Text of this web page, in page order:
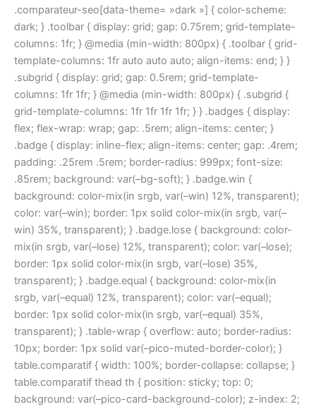
.comparateur-seo[data-theme= »dark »] { color-scheme:
dark; } .toolbar { display: grid; gap: 0.75rem; grid-template-
columns: 1fr; } @media (min-width: 800px) { .toolbar { grid-
template-columns: 1fr auto auto auto; align-items: end; } }
.subgrid { display: grid; gap: 0.5rem; grid-template-
columns: 1fr 1fr; } @media (min-width: 800px) { .subgrid {
grid-template-columns: 1fr 1fr 1fr 1fr; } } .badges { display:
flex; flex-wrap: wrap; gap: .5rem; align-items: center; }
.badge { display: inline-flex; align-items: center; gap: .4rem;
padding: .25rem .5rem; border-radius: 999px; font-size:
.85rem; background: var(–bg-soft); } .badge.win {
background: color-mix(in srgb, var(–win) 12%, transparent);
color: var(–win); border: 1px solid color-mix(in srgb, var(–
win) 35%, transparent); } .badge.lose { background: color-
mix(in srgb, var(–lose) 12%, transparent); color: var(–lose);
border: 1px solid color-mix(in srgb, var(–lose) 35%,
transparent); } .badge.equal { background: color-mix(in
srgb, var(–equal) 12%, transparent); color: var(–equal);
border: 1px solid color-mix(in srgb, var(–equal) 35%,
transparent); } .table-wrap { overflow: auto; border-radius:
10px; border: 1px solid var(–pico-muted-border-color); }
table.comparatif { width: 100%; border-collapse: collapse; }
table.comparatif thead th { position: sticky; top: 0;
background: var(–pico-card-background-color); z-index: 2;